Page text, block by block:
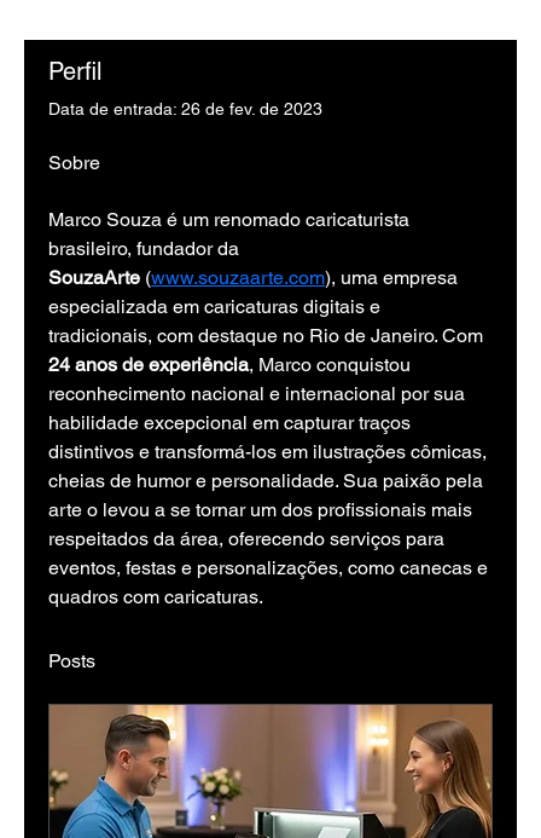
Perfil
Data de entrada: 26 de fev. de 2023
Sobre
Marco Souza é um renomado caricaturista
brasileiro, fundador da
SouzaArte (www.souzaarte.com), uma empresa
especializada em caricaturas digitais e
tradicionais, com destaque no Rio de Janeiro. Com
24 anos de experiência, Marco conquistou
reconhecimento nacional e internacional por sua
habilidade excepcional em capturar traços
distintivos e transformá-los em ilustrações cômicas,
cheias de humor e personalidade. Sua paixão pela
arte o levou a se tornar um dos profissionais mais
respeitados da área, oferecendo serviços para
eventos, festas e personalizações, como canecas e
quadros com caricaturas.
Posts